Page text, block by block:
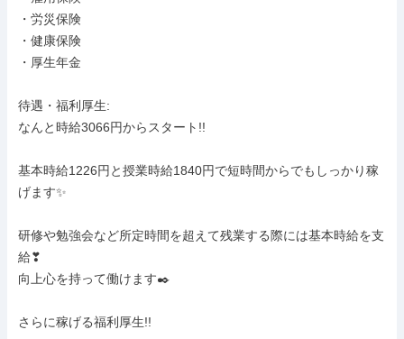
・労災保険
・健康保険
・厚生年金
待遇・福利厚生:
なんと時給3066円からスタート!!
基本時給1226円と授業時給1840円で短時間からでもしっかり稼
げます✨
研修や勉強会など所定時間を超えて残業する際には基本時給を支
給❣
向上心を持って働けます✒️
さらに稼げる福利厚生!!